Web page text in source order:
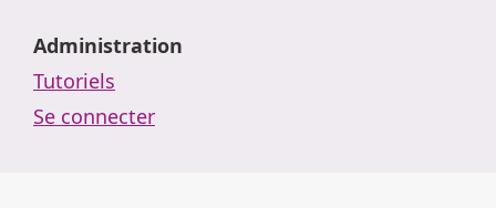
Administration
Tutoriels
Se connecter